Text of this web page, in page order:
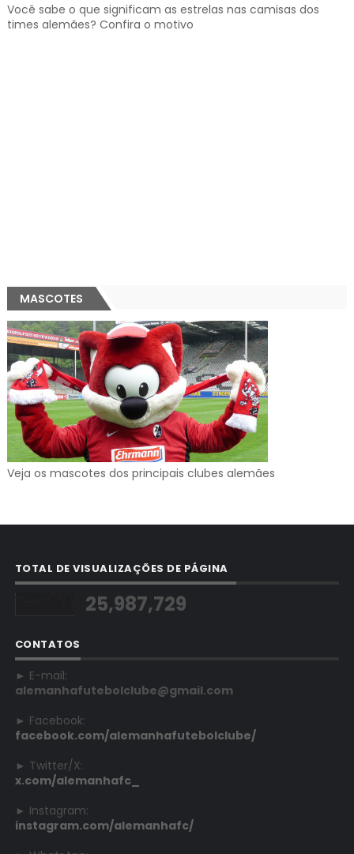
Você sabe o que significam as estrelas nas camisas dos
times alemães? Confira o motivo
MASCOTES
Veja os mascotes dos principais clubes alemães
TOTAL DE VISUALIZAÇÕES DE PÁGINA
25,987,729
CONTATOS
► E-mail:
alemanhafutebolclube@gmail.com
► Facebook:
facebook.com/alemanhafutebolclube/
► Twitter/X:
x.com/alemanhafc_
► Instagram:
instagram.com/alemanhafc/